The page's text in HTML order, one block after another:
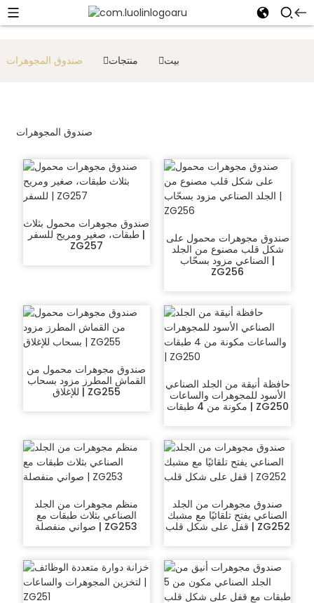
بيت منتجات صندوق المجوهرات
صندوق المجوهرات
صندوق مجوهرات محمول بثلاث
طبقات، صغير ومريح للسفر |
ZG257
صندوق مجوهرات محمول على
شكل قلب مصنوع من الجلد
الصناعي مزود بسحّاب |
ZG256
صندوق مجوهرات محمول من
القماش المطرز مزود بسحاب
للإغلاق | ZG255
حافظة أنيقة من الجلد الصناعي
الأسود للمجوهرات والساعات
مكونة من 4 طبقات | ZG250
منظم مجوهرات من الجلد
الصناعي بثلاث طبقات مع
صواني منفصلة | ZG253
صندوق مجوهرات من الجلد
الصناعي يفتح تلقائيًا مع مشبك
قفل على شكل قلب | ZG252